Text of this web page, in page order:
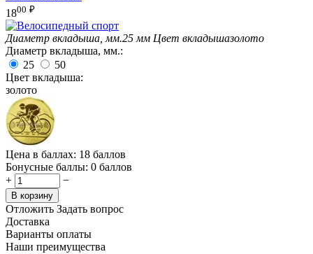
1800 ₽
Диаметр вкладыша, мм.25 мм Цвет вкладышазолото
Диаметр вкладыша, мм.:
25
50
Цвет вкладыша:
золото
Цена в баллах: 18 баллов
Бонусные баллы: 0 баллов
+
−
В корзину
Отложить Задать вопрос
Доставка
Варианты оплаты
Наши преимущества